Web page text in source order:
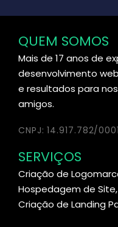
QUEM SOMOS
Mais de 17 anos de
desenvolvimento
e resultados para
amigos.
CNPJ: 14.917.782/
SERVIÇOS
Criação de
Hospedagem de
Criação de Landing